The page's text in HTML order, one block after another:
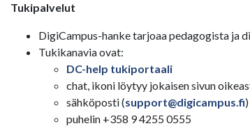
Tukipalvelut
DigiCampus-hanke tarjoaa pedagogista
Tukikanavia ovat:
DC-help tukiportaali
chat, ikoni löytyy jokaisen sivun
sähköposti (support@digicampus.fi
puhelin +358 9 4255 0555